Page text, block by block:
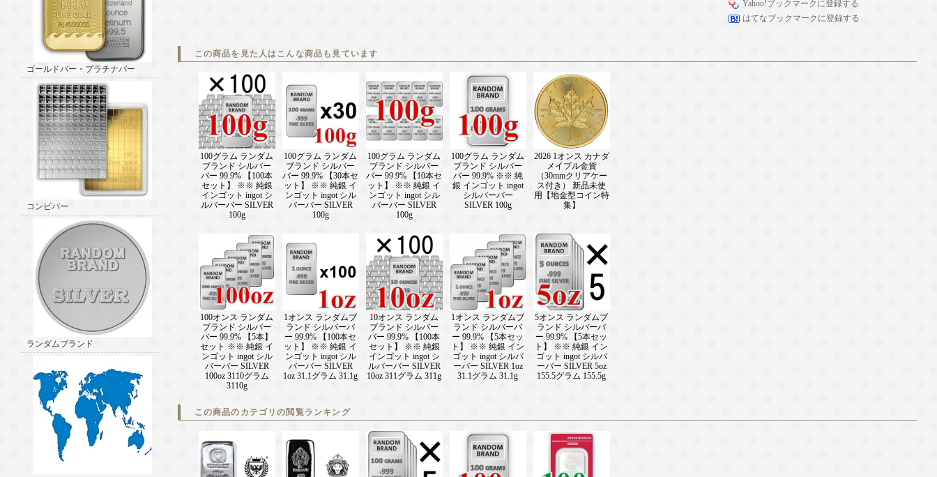
ゴールドバー・プラチナバー
コンビバー
ランダムブランド
Yahoo!ブックマークに登録する
はてなブックマークに登録する
この商品を見た人はこんな商品も見ています
100グラム ランダム
ブランド シルバー
バー 99.9% 【100本
セット】 ※※ 純銀
インゴット ingot シ
ルバーバー SILVER
100g
100グラム ランダム
ブランド シルバー
バー 99.9% 【30本セ
ット】 ※※ 純銀 イ
ンゴット ingot シル
バーバー SILVER
100g
100グラム ランダム
ブランド シルバー
バー 99.9% 【10本セ
ット】 ※※ 純銀 イ
ンゴット ingot シル
バーバー SILVER
100g
100グラム ランダム
ブランド シルバー
バー 99.9% ※※ 純
銀 インゴット ingot
シルバーバー
SILVER 100g
2026 1オンス カナダ
メイプル金貨
（30mmクリアケー
ス付き） 新品未使
用【地金型コイン特
集】
100オンス ランダム
ブランド シルバー
バー 99.9% 【5本】
セット ※※ 純銀 イ
ンゴット ingot シル
バーバー SILVER
100oz 3110グラム
3110g
1オンス ランダムブ
ランド シルバーバ
ー 99.9% 【100本セ
ット】 ※※ 純銀 イ
ンゴット ingot シル
バーバー SILVER
1oz 31.1グラム 31.1g
10オンス ランダム
ブランド シルバー
バー 99.9% 【100本
セット】 ※※ 純銀
インゴット ingot シ
ルバーバー SILVER
10oz 311グラム 311g
1オンス ランダムブ
ランド シルバーバ
ー 99.9% 【5本セッ
ト】 ※※ 純銀 イン
ゴット ingot シルバ
ーバー SILVER 1oz
31.1グラム 31.1g
5オンス ランダムブ
ランド シルバーバ
ー 99.9% 【5本セッ
ト】 ※※ 純銀 イン
ゴット ingot シルバ
ーバー SILVER 5oz
155.5グラム 155.5g
この商品のカテゴリの閲覧ランキング